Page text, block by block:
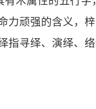
力顽强的含义，
寻绎、演绎、络